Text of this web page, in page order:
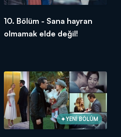
10. Bölüm - Sana hayran
olmamak elde değil!
YENİ BÖLÜM